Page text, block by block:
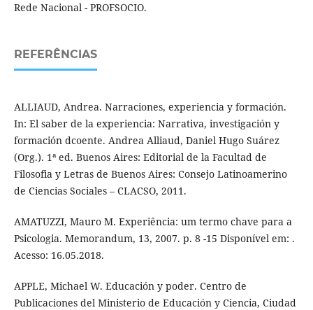
Rede Nacional - PROFSOCIO.
REFERÊNCIAS
ALLIAUD, Andrea. Narraciones, experiencia y formación.
In: El saber de la experiencia: Narrativa, investigación y
formación dcoente. Andrea Alliaud, Daniel Hugo Suárez
(Org.). 1ª ed. Buenos Aires: Editorial de la Facultad de
Filosofia y Letras de Buenos Aires: Consejo Latinoamerino
de Ciencias Sociales – CLACSO, 2011.
AMATUZZI, Mauro M. Experiência: um termo chave para a
Psicologia. Memorandum, 13, 2007. p. 8 -15 Disponível em: .
Acesso: 16.05.2018.
APPLE, Michael W. Educación y poder. Centro de
Publicaciones del Ministerio de Educación y Ciencia, Ciudad